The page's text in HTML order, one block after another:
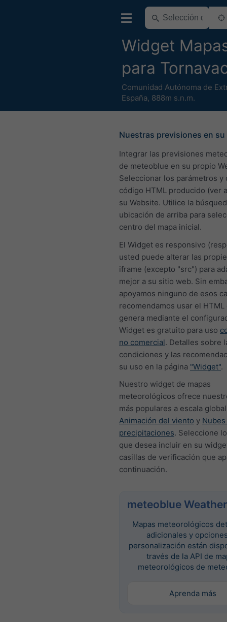
Widget
para
Comunidad Autónoma de
España, 888m s.n.m.
Nuestras previsiones en
Integrar las previsiones
de meteoblue en su propio
Seleccionar los parámetros y
código HTML producido (ver
su Website. Utilice la
ubicación de arriba para
centro del mapa inicial.
El Widget es responsivo
usted puede alterar las
iframe (excepto "src") para
mejor a su sitio web. Sin
apoyamos ninguno de esos
recomendamos usar el HTML
genera mediante el
Widget es gratuito para uso
no comercial. Detalles sobre
condiciones y las
su uso en la página "Widget".
Nuestro widget de mapas
meteorológicos ofrece
más populares a escala
Animación del viento y
precipitaciones. Seleccione
que desea incluir en su
casillas de verificación que
continuación.
meteoblue
Mapas meteorológicos
adicionales y
personalización están
través de la API de
meteorológicos de
Aprenda más